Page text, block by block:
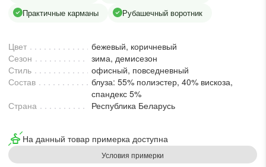
Практичные карманы
Рубашечный воротник
Цвет
бежевый, коричневый
Сезон
зима, демисезон
Стиль
офисный, повседневный
Состав
блуза: 55% полиэстер, 40% вискоза,
спандекс 5%
Страна
Республика Беларусь
На данный товар примерка доступна
Условия примерки